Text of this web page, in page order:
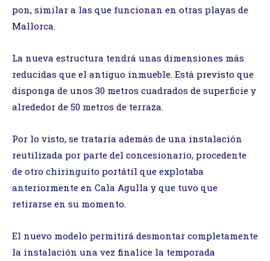
pon, similar a las que funcionan en otras playas de
Mallorca.
La nueva estructura tendrá unas dimensiones más
reducidas que el antiguo inmueble. Está previsto que
disponga de unos 30 metros cuadrados de superficie y
alrededor de 50 metros de terraza.
Por lo visto, se trataría además de una instalación
reutilizada por parte del concesionario, procedente
de otro chiringuito portátil que explotaba
anteriormente en Cala Agulla y que tuvo que
retirarse en su momento.
El nuevo modelo permitirá desmontar completamente
la instalación una vez finalice la temporada